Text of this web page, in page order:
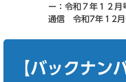
ー：令和７年１２月
通信 令和7年１2月
【バックナン